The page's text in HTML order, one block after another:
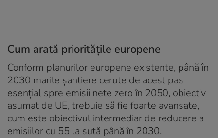
Cum arată prioritățile europene
Conform planurilor europene existente, până în
2030 marile șantiere cerute de acest pas
esențial spre emisii nete zero în 2050, obiectiv
asumat de UE, trebuie să fie foarte avansate,
cum este obiectivul intermediar de reducere a
emisiilor cu 55 la sută până în 2030.